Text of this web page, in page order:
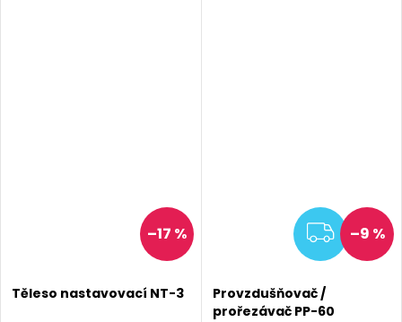
–17 %
Těleso nastavovací NT-3
–9 %
Provzdušňovač /
prořezávač PP-60